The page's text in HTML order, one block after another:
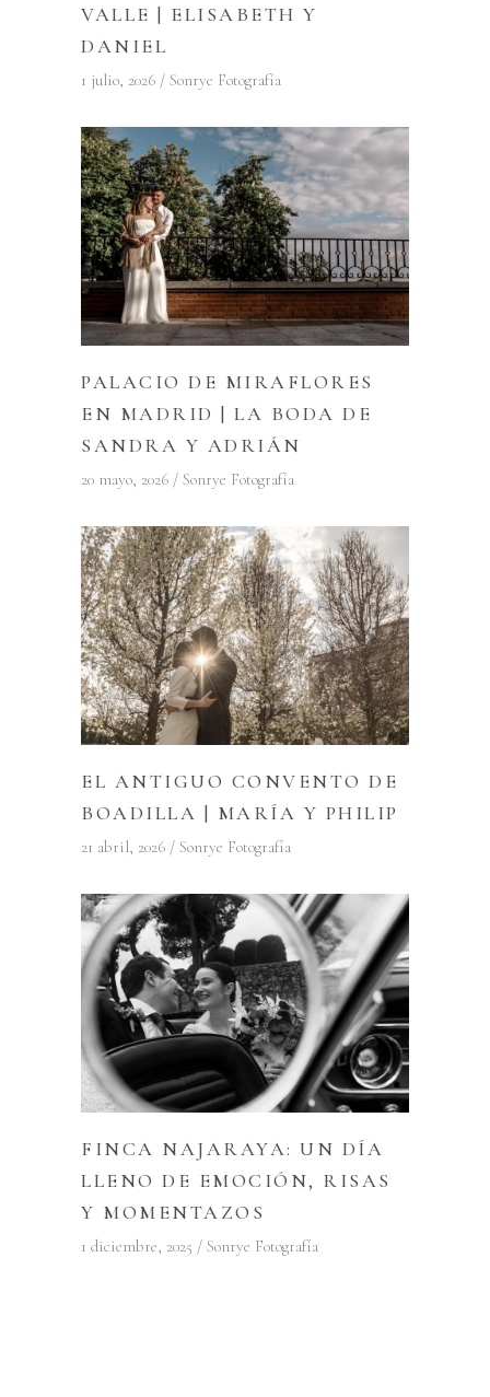
VALLE | ELISABETH Y
DANIEL
1 julio, 2026 Sonrye Fotografía
PALACIO DE MIRAFLORES
EN MADRID | LA BODA DE
SANDRA Y ADRIÁN
20 mayo, 2026 Sonrye Fotografía
EL ANTIGUO CONVENTO DE
BOADILLA | MARÍA Y PHILIP
21 abril, 2026 Sonrye Fotografía
FINCA NAJARAYA: UN DÍA
LLENO DE EMOCIÓN, RISAS
Y MOMENTAZOS
1 diciembre, 2025 Sonrye Fotografía